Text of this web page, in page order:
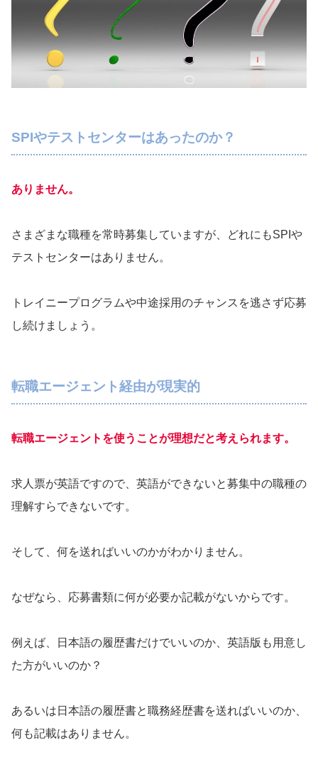
SPIやテストセンターはあったのか？
ありません。
さまざまな職種を常時募集していますが、どれにもSPIや
テストセンターはありません。
トレイニープログラムや中途採用のチャンスを逃さず応募
し続けましょう。
転職エージェント経由が現実的
転職エージェントを使うことが理想だと考えられます。
求人票が英語ですので、英語ができないと募集中の職種の
理解すらできないです。
そして、何を送ればいいのかがわかりません。
なぜなら、応募書類に何が必要か記載がないからです。
例えば、日本語の履歴書だけでいいのか、英語版も用意し
た方がいいのか？
あるいは日本語の履歴書と職務経歴書を送ればいいのか、
何も記載はありません。